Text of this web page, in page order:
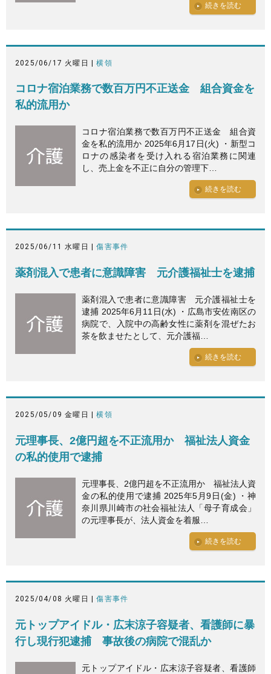
続きを読む
2025/06/17 火曜日 |横領
コロナ宿泊業務で数百万円不正送金 組合資金を
私的流用か
コロナ宿泊業務で数百万円不正送金 組合資
金を私的流用か 2025年6月17日(火) ・新型コ
ロナの感染者を受け入れる宿泊業務に関連
し、売上金を不正に自分の管理下…
続きを読む
2025/06/11 水曜日 |傷害事件
薬剤混入で患者に意識障害 元介護福祉士を逮捕
薬剤混入で患者に意識障害 元介護福祉士を
逮捕 2025年6月11日(水) ・広島市安佐南区の
病院で、入院中の高齢女性に薬剤を混ぜたお
茶を飲ませたとして、元介護福…
続きを読む
2025/05/09 金曜日 |横領
元理事長、2億円超を不正流用か 福祉法人資金
の私的使用で逮捕
元理事長、2億円超を不正流用か 福祉法人資
金の私的使用で逮捕 2025年5月9日(金) ・神
奈川県川崎市の社会福祉法人「母子育成会」
の元理事長が、法人資金を着服…
続きを読む
2025/04/08 火曜日 |傷害事件
元トップアイドル・広末涼子容疑者、看護師に暴
行し現行犯逮捕 事故後の病院で混乱か
元トップアイドル・広末涼子容疑者、看護師